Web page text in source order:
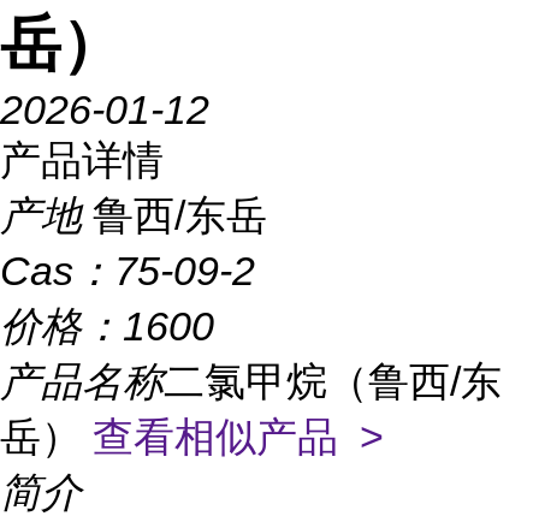
岳）
2026-01-12
产品详情
产地 鲁西/东岳
Cas： 75-09-2
价格： 1600
产品名称二氯甲烷（鲁西/东
岳） 查看相似产品 >
简介